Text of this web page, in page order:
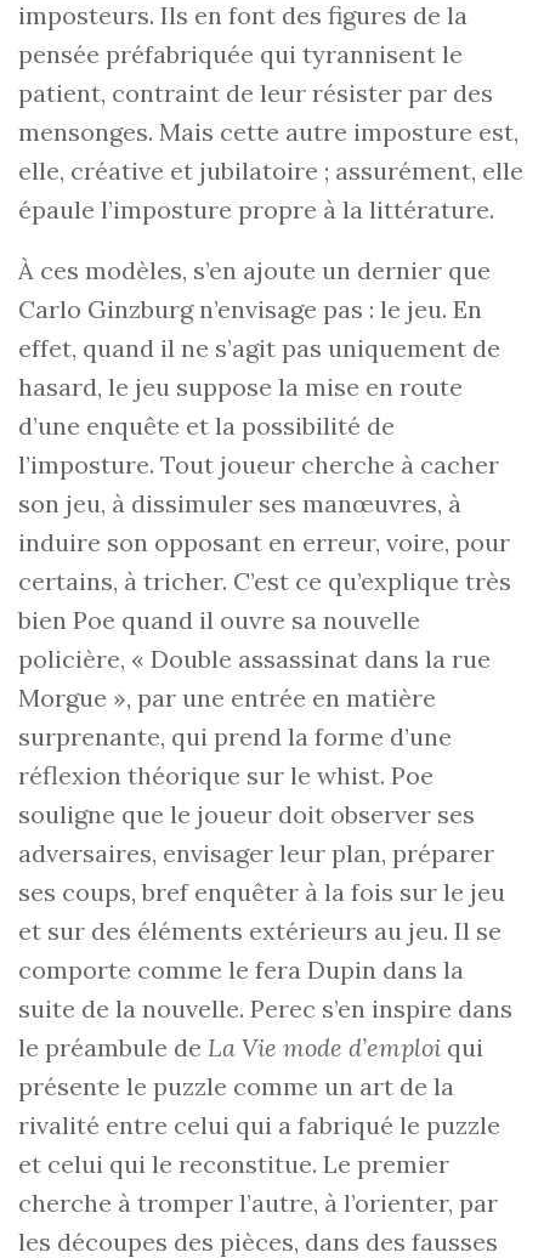
imposteurs. Ils en font des figures de la
pensée préfabriquée qui tyrannisent le
patient, contraint de leur résister par des
mensonges. Mais cette autre imposture est,
elle, créative et jubilatoire ; assurément, elle
épaule l’imposture propre à la littérature.
À ces modèles, s’en ajoute un dernier que
Carlo Ginzburg n’envisage pas : le jeu. En
effet, quand il ne s’agit pas uniquement de
hasard, le jeu suppose la mise en route
d’une enquête et la possibilité de
l’imposture. Tout joueur cherche à cacher
son jeu, à dissimuler ses manœuvres, à
induire son opposant en erreur, voire, pour
certains, à tricher. C’est ce qu’explique très
bien Poe quand il ouvre sa nouvelle
policière, « Double assassinat dans la rue
Morgue », par une entrée en matière
surprenante, qui prend la forme d’une
réflexion théorique sur le whist. Poe
souligne que le joueur doit observer ses
adversaires, envisager leur plan, préparer
ses coups, bref enquêter à la fois sur le jeu
et sur des éléments extérieurs au jeu. Il se
comporte comme le fera Dupin dans la
suite de la nouvelle. Perec s’en inspire dans
le préambule de La Vie mode d’emploi qui
présente le puzzle comme un art de la
rivalité entre celui qui a fabriqué le puzzle
et celui qui le reconstitue. Le premier
cherche à tromper l’autre, à l’orienter, par
les découpes des pièces, dans des fausses